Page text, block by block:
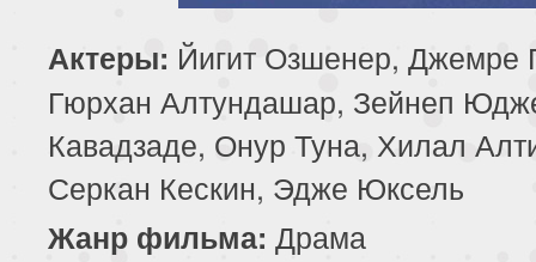
86 серия
87 серия
89 серия
91 серия
93 серия
94 серия
95 серия
97 серия
Актеры: Йигит Озшенер, Джемре
Гюрхан Алтундашар, Зейнеп
Кавадзаде, Онур Туна, Хилал
Серкан Кескин, Эдже Юксель
Жанр фильма: Драма